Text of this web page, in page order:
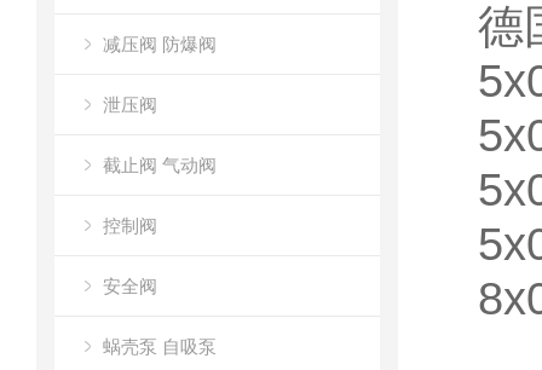
减压阀 防爆阀
泄压阀
截止阀 气动阀
控制阀
安全阀
蜗壳泵 自吸泵
德